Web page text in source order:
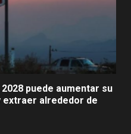
puede aumentar su
extraer alrededor de